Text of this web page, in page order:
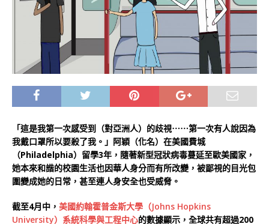
「這是我第一次感受到（對亞洲人）的歧視⋯⋯第一次有人說因為
我戴口罩所以要殺了我。」阿穎（化名）在美國費城
（Philadelphia）留學3年，隨著新型冠狀病毒蔓延至歐美國家，
她本來和諧的校園生活也因華人身分而有所改變，被鄙視的目光包
圍變成她的日常，甚至連人身安全也受威脅。
截至4月中， 美國約翰霍普金斯大學（Johns Hopkins
University）系統科學與工程中心的數據顯示，全球共有超過200